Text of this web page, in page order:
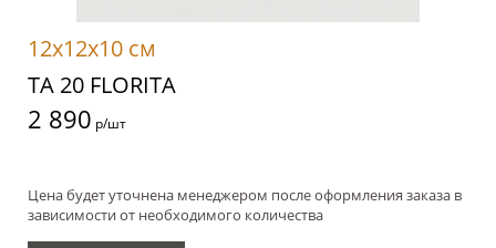
12x12x10 см
TA 20 FLORITA
2 890 р/шт
Цена будет уточнена менеджером после оформления заказа в
зависимости от необходимого количества